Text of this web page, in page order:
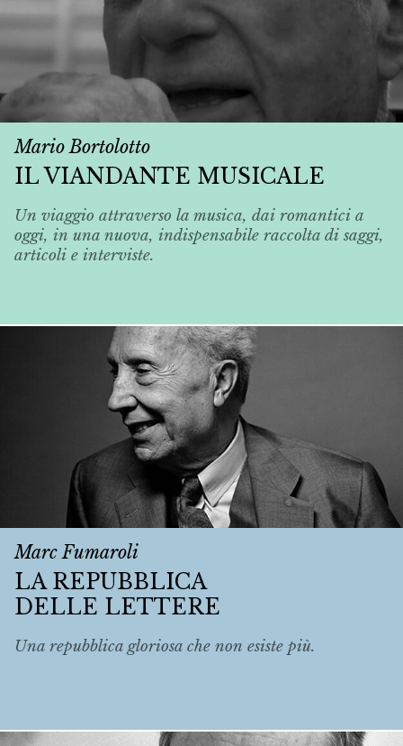
Mario Bortolotto
IL VIANDANTE MUSICALE
Un viaggio attraverso la musica, dai romantici a
oggi, in una nuova, indispensabile raccolta di saggi,
articoli e interviste.
Marc Fumaroli
LA REPUBBLICA
DELLE LETTERE
Una repubblica gloriosa che non esiste più.